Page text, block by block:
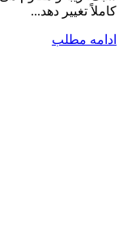
کاملاً تغییر دهد...
ادامه مطلب